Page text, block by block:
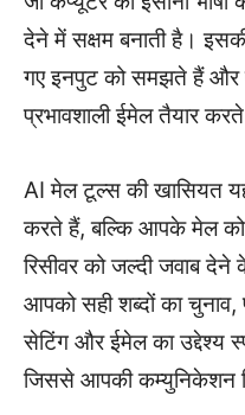
देने में सक्षम बनाती है।
गए इनपुट को समझते हैं
प्रभावशाली ईमेल तैयार
AI मेल टूल्स की खासियत
करते हैं, बल्कि आपके मेल को
रिसीवर को जल्दी जवाब
आपको सही शब्दों का चुनाव,
सेटिंग और ईमेल का
जिससे आपकी कम्युनिकेशन